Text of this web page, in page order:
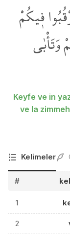
ف۪يكُمْ
وَتَأْبٰى
Keyfe ve in
ve la
Kelimeler
#
1
2